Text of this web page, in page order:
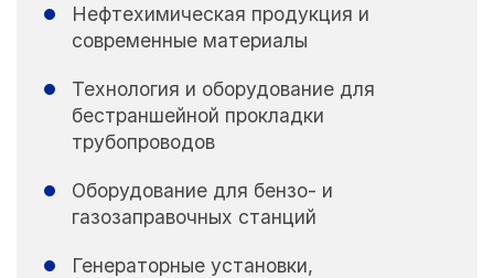
Нефтехимическая продукция и
современные материалы
Технология и оборудование для
бестраншейной прокладки
трубопроводов
Оборудование для бензо- и
газозаправочных станций
Генераторные установки,